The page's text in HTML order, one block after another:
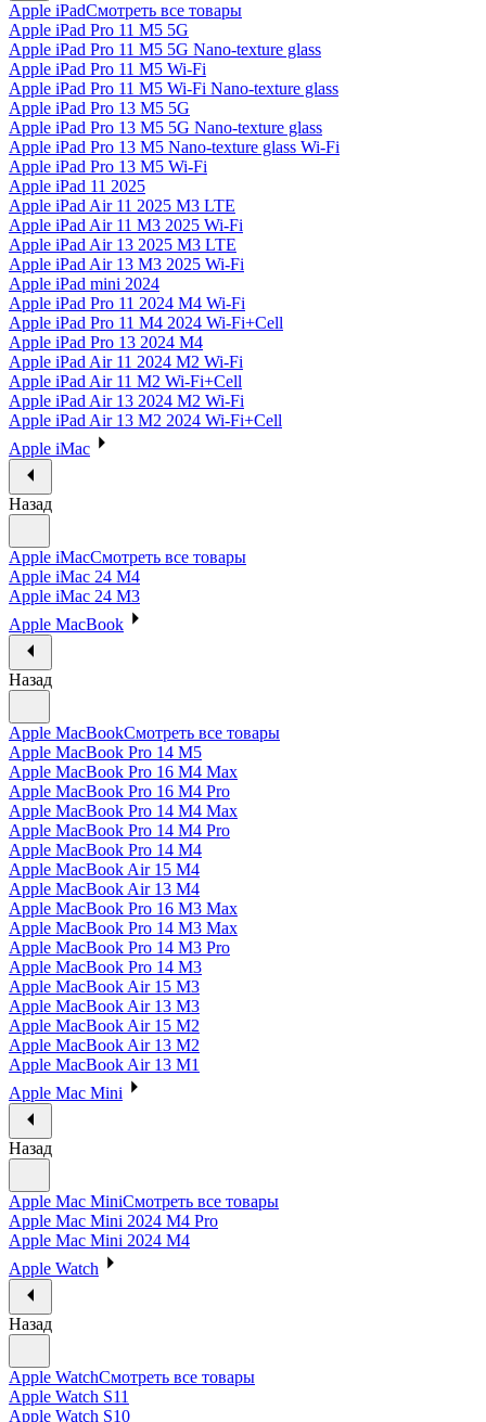
Apple iPadСмотреть все товары
Apple iPad Pro 11 M5 5G
Apple iPad Pro 11 M5 5G Nano-texture glass
Apple iPad Pro 11 M5 Wi-Fi
Apple iPad Pro 11 M5 Wi-Fi Nano-texture glass
Apple iPad Pro 13 M5 5G
Apple iPad Pro 13 M5 5G Nano-texture glass
Apple iPad Pro 13 M5 Nano-texture glass Wi-Fi
Apple iPad Pro 13 M5 Wi-Fi
Apple iPad 11 2025
Apple iPad Air 11 2025 M3 LTE
Apple iPad Air 11 M3 2025 Wi-Fi
Apple iPad Air 13 2025 M3 LTE
Apple iPad Air 13 M3 2025 Wi-Fi
Apple iPad mini 2024
Apple iPad Pro 11 2024 M4 Wi-Fi
Apple iPad Pro 11 M4 2024 Wi-Fi+Cell
Apple iPad Pro 13 2024 M4
Apple iPad Air 11 2024 M2 Wi-Fi
Apple iPad Air 11 M2 Wi-Fi+Cell
Apple iPad Air 13 2024 M2 Wi-Fi
Apple iPad Air 13 M2 2024 Wi-Fi+Cell
Apple iMac
Назад
Apple iMacСмотреть все товары
Apple iMac 24 M4
Apple iMac 24 M3
Apple MacBook
Назад
Apple MacBookСмотреть все товары
Apple MacBook Pro 14 M5
Apple MacBook Pro 16 M4 Max
Apple MacBook Pro 16 M4 Pro
Apple MacBook Pro 14 M4 Max
Apple MacBook Pro 14 M4 Pro
Apple MacBook Pro 14 M4
Apple MacBook Air 15 M4
Apple MacBook Air 13 M4
Apple MacBook Pro 16 M3 Max
Apple MacBook Pro 14 M3 Max
Apple MacBook Pro 14 M3 Pro
Apple MacBook Pro 14 M3
Apple MacBook Air 15 M3
Apple MacBook Air 13 M3
Apple MacBook Air 15 M2
Apple MacBook Air 13 M2
Apple MacBook Air 13 M1
Apple Mac Mini
Назад
Apple Mac MiniСмотреть все товары
Apple Mac Mini 2024 M4 Pro
Apple Mac Mini 2024 M4
Apple Watch
Назад
Apple WatchСмотреть все товары
Apple Watch S11
Apple Watch S10